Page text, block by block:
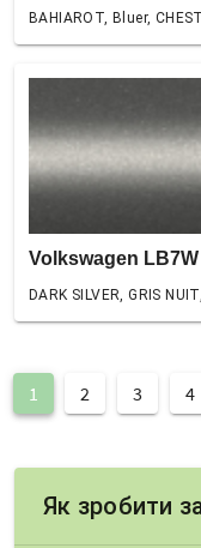
BAHIAROT, Bluer,
Volkswagen LB7W
DARK SILVER, GRIS
1 2 3 4
Як зробити